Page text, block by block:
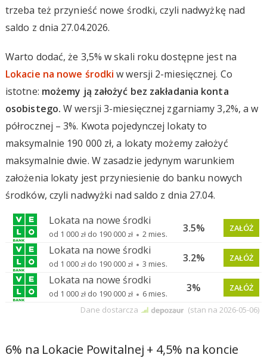
trzeba też przynieść nowe środki, czyli nadwyżkę nad
saldo z dnia 27.04.2026.
Warto dodać, że 3,5% w skali roku dostępne jest na
Lokacie na nowe środki w wersji 2-miesięcznej. Co
istotne: możemy ją założyć bez zakładania konta
osobistego. W wersji 3-miesięcznej zgarniamy 3,2%, a w
półrocznej – 3%. Kwota pojedynczej lokaty to
maksymalnie 190 000 zł, a lokaty możemy założyć
maksymalnie dwie. W zasadzie jedynym warunkiem
założenia lokaty jest przyniesienie do banku nowych
środków, czyli nadwyżki nad saldo z dnia 27.04.
6% na Lokacie Powitalnej + 4,5% na koncie